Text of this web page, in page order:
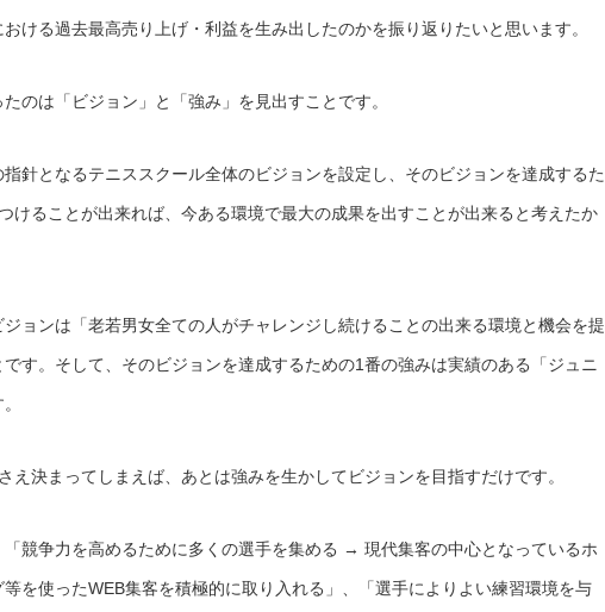
ける過去最高売り上げ・利益を生み出したのかを振り返りたいと思います。
のは「ビジョン」と「強み」を見出すことです。
針となるテニススクール全体のビジョンを設定し、そのビジョンを達成するた
けることが出来れば、今ある環境で最大の成果を出すことが出来ると考えたか
ョンは「老若男女全ての人がチャレンジし続けることの出来る環境と機会を提
す。そして、そのビジョンを達成するための1番の強みは実績のある「ジュニ
え決まってしまえば、あとは強みを生かしてビジョンを目指すだけです。
競争力を高めるために多くの選手を集める → 現代集客の中心となっているホ
を使ったWEB集客を積極的に取り入れる」、「選手によりよい練習環境を与